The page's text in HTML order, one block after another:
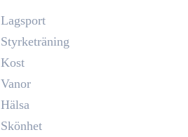
Lagsport
Styrketräning
Kost
Vanor
Hälsa
Skönhet